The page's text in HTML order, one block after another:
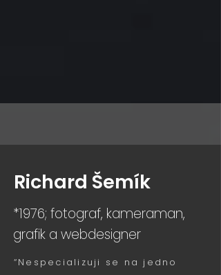
Richard Šemík
*1976; fotograf, kameraman,
grafik a webdesigner
“Ne specializuji se na jedno